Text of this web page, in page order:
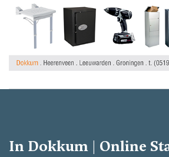
In Dokkum | Online